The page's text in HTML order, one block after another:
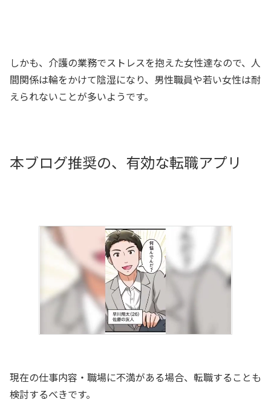
しかも、介護の業務でストレスを抱えた女性達なので、人
間関係は輪をかけて陰湿になり、男性職員や若い女性は耐
えられないことが多いようです。
本ブログ推奨の、有効な転職アプリ
現在の仕事内容・職場に不満がある場合、転職することも
検討するべきです。